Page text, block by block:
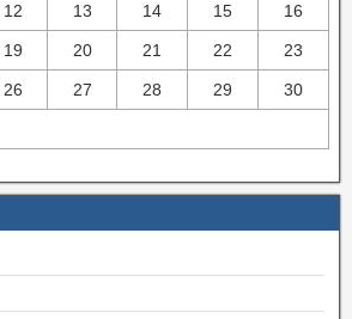
12 13 14 15 16
19 20 21 22 23
26 27 28 29 30